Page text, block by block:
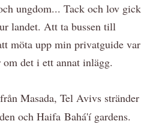
ungdom... Tack och lov gick
landet. Att ta bussen till
möta upp min privatguide var
det i ett annat inlägg.
Masada, Tel Avivs stränder
och Haifa Bahá'í gardens.